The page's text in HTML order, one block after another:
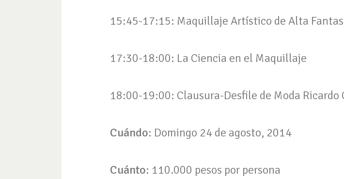
15:45-17:15: Maquillaje Artístico de Alta
17:30-18:00: La Ciencia en el Maquillaje
18:00-19:00: Clausura-Desfile de Moda Ricardo
Cuándo: Domingo 24 de agosto, 2014
Cuánto: 110.000 pesos por persona